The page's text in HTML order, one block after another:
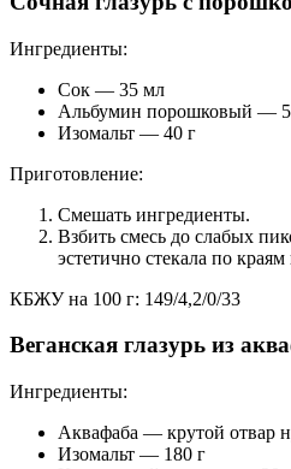
Ингредиенты:
Сок — 35 мл
Альбумин порошковый —
Изомальт — 40 г
Приготовление:
Смешать ингредиенты.
Взбить смесь до слабых
эстетично стекала по краям
КБЖУ на 100 г: 149/4,2/0/33
Веганская глазурь из
Ингредиенты:
Аквафаба — крутой отвар
Изомальт — 180 г